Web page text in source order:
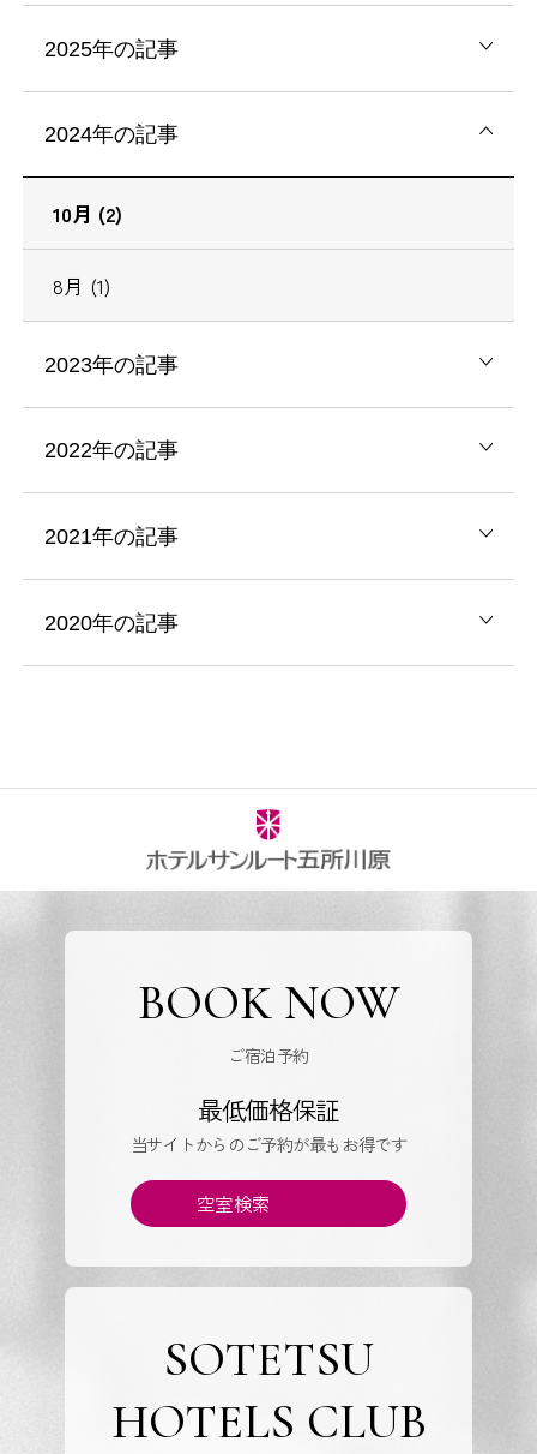
2025年の記事
2024年の記事
10月 (2)
8月 (1)
2023年の記事
2022年の記事
2021年の記事
2020年の記事
BOOK NOW
ご宿泊予約
最低価格保証
当サイトからのご予約が最もお得です
空室検索
SOTETSU
HOTELS CLUB